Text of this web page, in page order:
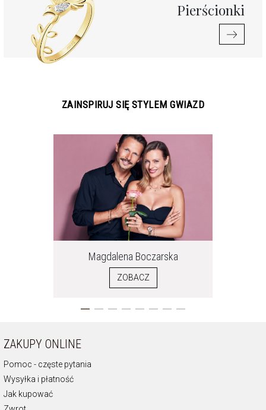
Pierścionki
ZAINSPIRUJ SIĘ STYLEM GWIAZD
Magdalena Boczarska
ZOBACZ
ZAKUPY ONLINE
Pomoc - częste pytania
Wysyłka i płatność
Jak kupować